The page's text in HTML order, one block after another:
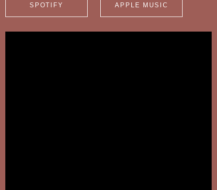
SPOTIFY APPLE MUSIC